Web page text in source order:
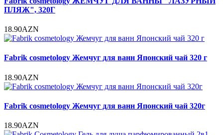
ПЛЯЖ", 320Г
18.90AZN
Fabrik cosmetology Жемчуг для ванн Японский чай 320 г
18.90AZN
Fabrik cosmetology Жемчуг для ванн Японский чай 320г
18.90AZN